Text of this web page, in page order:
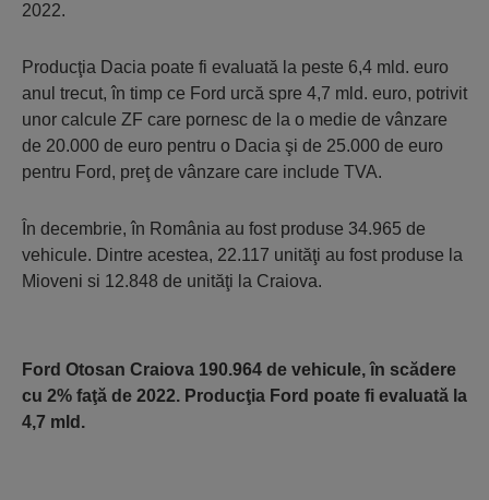
2022.
Producţia Dacia poate fi evaluată la peste 6,4 mld. euro
anul trecut, în timp ce Ford urcă spre 4,7 mld. euro, potrivit
unor calcule ZF care pornesc de la o medie de vânzare
de 20.000 de euro pentru o Dacia şi de 25.000 de euro
pentru Ford, preţ de vânzare care include TVA.
În decembrie, în România au fost produse 34.965 de
vehicule. Dintre acestea, 22.117 unităţi au fost produse la
Mioveni si 12.848 de unităţi la Craiova.
Ford Otosan Craiova 190.964 de vehicule, în scădere
cu 2% faţă de 2022. Producţia Ford poate fi evaluată la
4,7 mld.